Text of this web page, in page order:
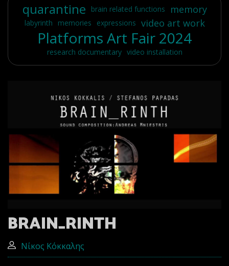
quarantine brain related functions memory
labyrinth memories expressions video art work
Platforms Art Fair 2024
research documentary video installation
BRAIN_RINTH
Νίκος Κόκκαλης